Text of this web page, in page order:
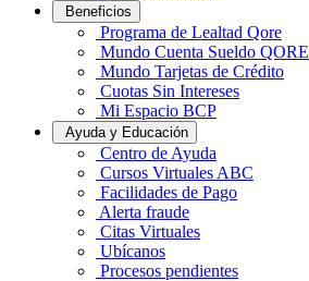
Beneficios
Programa de Lealtad Qore
Mundo Cuenta Sueldo QORE
Mundo Tarjetas de Crédito
Cuotas Sin Intereses
Mi Espacio BCP
Ayuda y Educación
Centro de Ayuda
Cursos Virtuales ABC
Facilidades de Pago
Alerta fraude
Citas Virtuales
Ubícanos
Procesos pendientes